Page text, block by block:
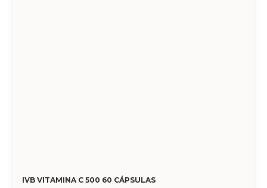
IVB VITAMINA C 500 60 CÁPSULAS